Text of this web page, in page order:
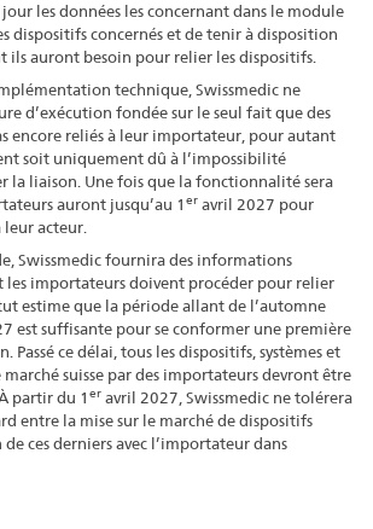
les données les concernant dans le module
dispositifs concernés et de tenir à disposition
ils auront besoin pour relier les dispositifs.
technique, Swissmedic ne
d’exécution fondée sur le seul fait que des
encore reliés à leur importateur, pour autant
soit uniquement dû à l’impossibilité
la liaison. Une fois que la fonctionnalité sera
auront jusqu’au 1 er avril 2027 pour
acteur.
Swissmedic fournira des informations
importateurs doivent procéder pour relier
estime que la période allant de l’automne
est suffisante pour se conformer une première
Passé ce délai, tous les dispositifs, systèmes et
marché suisse par des importateurs devront être
partir du 1 er avril 2027, Swissmedic ne tolérera
entre la mise sur le marché de dispositifs
ces derniers avec l’importateur dans